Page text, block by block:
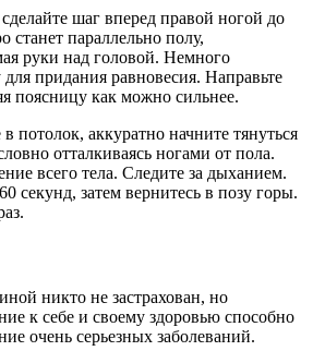
шаг вперед правой ногой до
станет параллельно полу,
руки над головой. Немного
придания равновесия. Направьте
поясницу как можно сильнее.
потолок, аккуратно начните тянуться
отталкиваясь ногами от пола.
всего тела. Следите за дыханием.
секунд, затем вернитесь в позу горы.
никто не застрахован, но
к себе и своему здоровью способно
очень серьезных заболеваний.